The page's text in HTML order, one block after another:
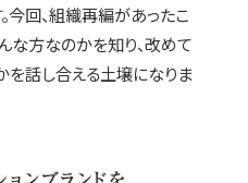
今回、組織再編があったこ
な方なのかを知り、改めて
を話し合える土壌になりま